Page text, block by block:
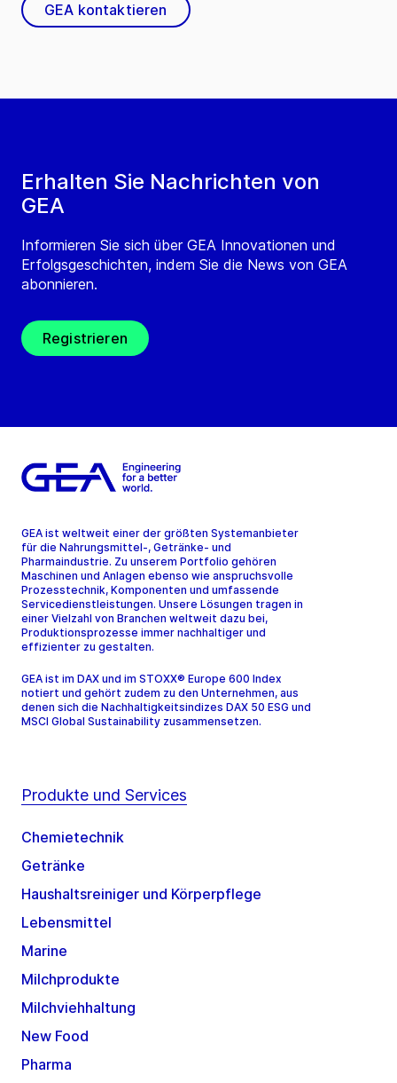
Erhalten Sie Nachrichten von
GEA
Informieren Sie sich über GEA Innovationen und
Erfolgsgeschichten, indem Sie die News von GEA
abonnieren.
Registrieren
GEA kontaktieren
GEA ist weltweit einer der größten Systemanbieter
für die Nahrungsmittel-, Getränke- und
Pharmaindustrie. Zu unserem Portfolio gehören
Maschinen und Anlagen ebenso wie anspruchsvolle
Prozesstechnik, Komponenten und umfassende
Servicedienstleistungen. Unsere Lösungen tragen in
einer Vielzahl von Branchen weltweit dazu bei,
Produktionsprozesse immer nachhaltiger und
effizienter zu gestalten.
GEA ist im DAX und im STOXX® Europe 600 Index
notiert und gehört zudem zu den Unternehmen, aus
denen sich die Nachhaltigkeitsindizes DAX 50 ESG und
MSCI Global Sustainability zusammensetzen.
Produkte und Services
Chemietechnik
Getränke
Haushaltsreiniger und Körperpflege
Lebensmittel
Marine
Milchprodukte
Milchviehhaltung
New Food
Pharma